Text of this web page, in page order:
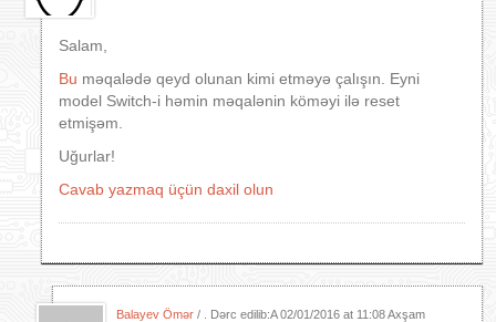
Salam,
Bu məqalədə qeyd olunan kimi etməyə çalışın. Eyni
model Switch-i həmin məqalənin köməyi ilə reset
etmişəm.
Uğurlar!
Cavab yazmaq üçün daxil olun
Balayev Ömər / . Dərc edilib:A02/01/2016 at 11:08 Axşam